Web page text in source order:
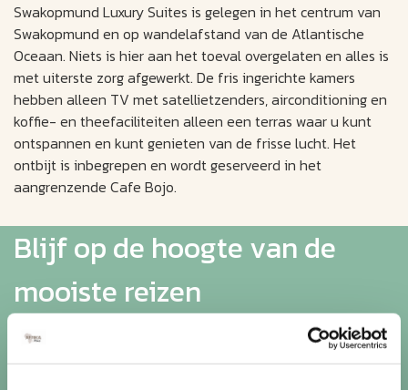
Swakopmund Luxury Suites is gelegen in het centrum van
Swakopmund en op wandelafstand van de Atlantische
Oceaan. Niets is hier aan het toeval overgelaten en alles is
met uiterste zorg afgewerkt. De fris ingerichte kamers
hebben alleen TV met satellietzenders, airconditioning en
koffie- en theefaciliteiten alleen een terras waar u kunt
ontspannen en kunt genieten van de frisse lucht. Het
ontbijt is inbegrepen en wordt geserveerd in het
aangrenzende Cafe Bojo.
Blijf op de hoogte van de
mooiste reizen
Ontvang circa 1 maal per maand onze nieuwsbrief met de
laatste aanbiedingen. U kunt zich elk moment weer